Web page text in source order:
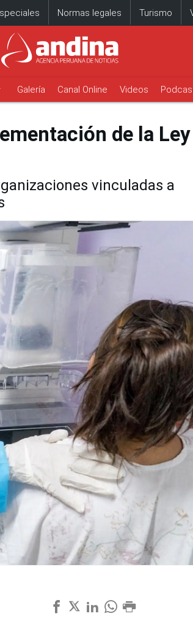
Normas legales Turismo
Galería Canal Online Videos
de la
vinculadas a